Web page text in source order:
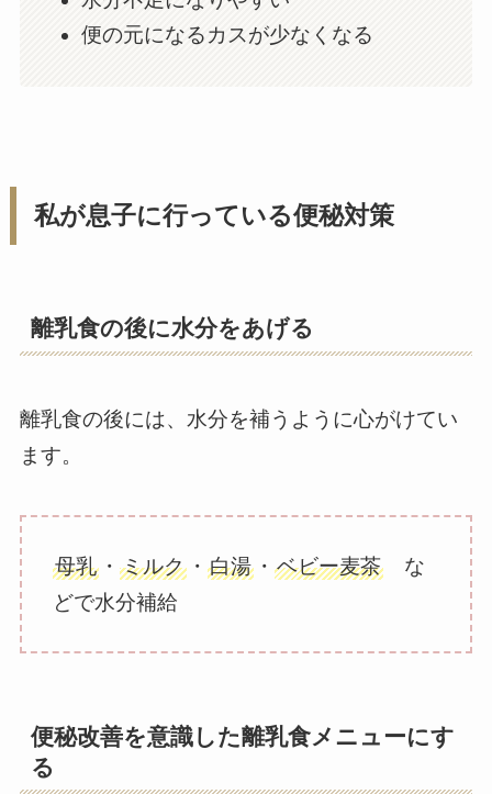
便の元になるカスが少なくなる
私が息子に行っている便秘対策
離乳食の後に水分をあげる
離乳食の後には、水分を補うように心がけてい
ます。
母乳 ・ミルク ・白湯 ・ベビー麦茶 な
どで水分補給
便秘改善を意識した離乳食メニューにす
る